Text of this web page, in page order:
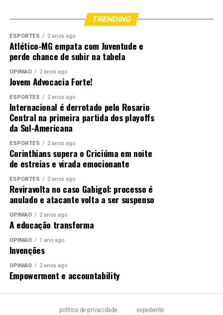
TRENDING
ESPORTES 2 anos ago
Atlético-MG empata com Juventude e
perde chance de subir na tabela
OPINIÃO 2 anos ago
Jovem Advocacia Forte!
ESPORTES 2 anos ago
Internacional é derrotado pelo Rosario
Central na primeira partida dos playoffs
da Sul-Americana
ESPORTES 2 anos ago
Corinthians supera o Criciúma em noite
de estreias e virada emocionante
ESPORTES 2 anos ago
Reviravolta no caso Gabigol: processo é
anulado e atacante volta a ser suspenso
OPINIÃO 2 anos ago
A educação transforma
OPINIÃO 1 ano ago
Invenções
OPINIÃO 2 anos ago
Empowerment e accountability
política de privacidade expediente